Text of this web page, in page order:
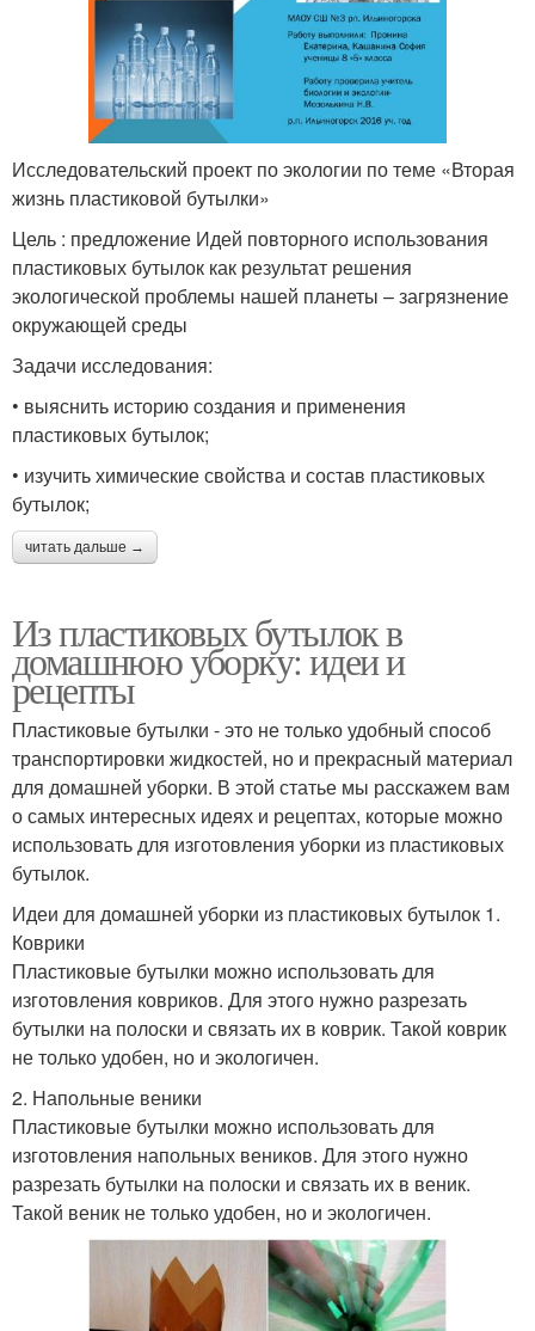
Исследовательский проект по экологии по теме «Вторая
жизнь пластиковой бутылки»
Цель : предложение Идей повторного использования
пластиковых бутылок как результат решения
экологической проблемы нашей планеты – загрязнение
окружающей среды
Задачи исследования:
• выяснить историю создания и применения
пластиковых бутылок;
• изучить химические свойства и состав пластиковых
бутылок;
читать дальше →
Из пластиковых бутылок в
домашнюю уборку: идеи и
рецепты
Пластиковые бутылки - это не только удобный способ
транспортировки жидкостей, но и прекрасный материал
для домашней уборки. В этой статье мы расскажем вам
о самых интересных идеях и рецептах, которые можно
использовать для изготовления уборки из пластиковых
бутылок.
Идеи для домашней уборки из пластиковых бутылок 1.
Коврики
Пластиковые бутылки можно использовать для
изготовления ковриков. Для этого нужно разрезать
бутылки на полоски и связать их в коврик. Такой коврик
не только удобен, но и экологичен.
2. Напольные веники
Пластиковые бутылки можно использовать для
изготовления напольных веников. Для этого нужно
разрезать бутылки на полоски и связать их в веник.
Такой веник не только удобен, но и экологичен.